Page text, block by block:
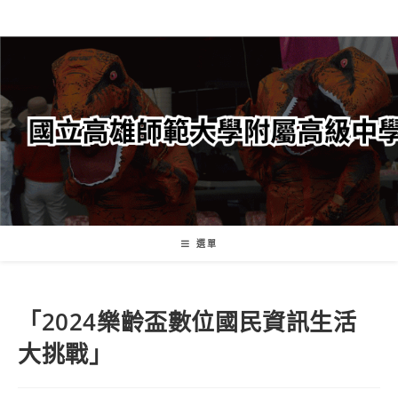
轉
要
內
容
選單
「2024樂齡盃數位國民資訊生活
大挑戰」